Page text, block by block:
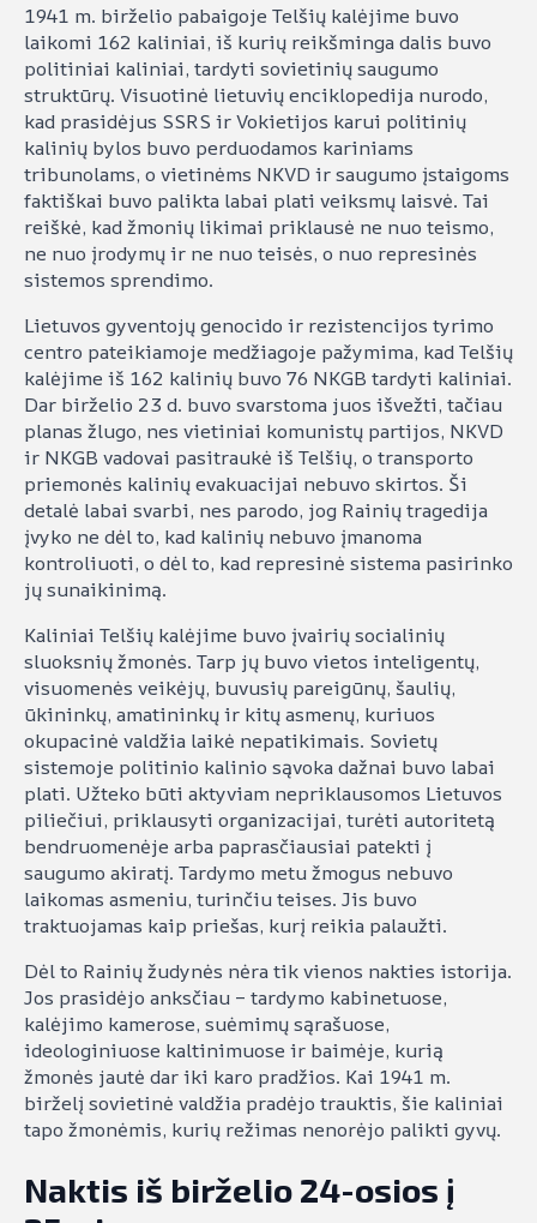
1941 m. birželio pabaigoje Telšių kalėjime buvo
laikomi 162 kaliniai, iš kurių reikšminga dalis buvo
politiniai kaliniai, tardyti sovietinių saugumo
struktūrų. Visuotinė lietuvių enciklopedija nurodo,
kad prasidėjus SSRS ir Vokietijos karui politinių
kalinių bylos buvo perduodamos kariniams
tribunolams, o vietinėms NKVD ir saugumo įstaigoms
faktiškai buvo palikta labai plati veiksmų laisvė. Tai
reiškė, kad žmonių likimai priklausė ne nuo teismo,
ne nuo įrodymų ir ne nuo teisės, o nuo represinės
sistemos sprendimo.
Lietuvos gyventojų genocido ir rezistencijos tyrimo
centro pateikiamoje medžiagoje pažymima, kad Telšių
kalėjime iš 162 kalinių buvo 76 NKGB tardyti kaliniai.
Dar birželio 23 d. buvo svarstoma juos išvežti, tačiau
planas žlugo, nes vietiniai komunistų partijos, NKVD
ir NKGB vadovai pasitraukė iš Telšių, o transporto
priemonės kalinių evakuacijai nebuvo skirtos. Ši
detalė labai svarbi, nes parodo, jog Rainių tragedija
įvyko ne dėl to, kad kalinių nebuvo įmanoma
kontroliuoti, o dėl to, kad represinė sistema pasirinko
jų sunaikinimą.
Kaliniai Telšių kalėjime buvo įvairių socialinių
sluoksnių žmonės. Tarp jų buvo vietos inteligentų,
visuomenės veikėjų, buvusių pareigūnų, šaulių,
ūkininkų, amatininkų ir kitų asmenų, kuriuos
okupacinė valdžia laikė nepatikimais. Sovietų
sistemoje politinio kalinio sąvoka dažnai buvo labai
plati. Užteko būti aktyviam nepriklausomos Lietuvos
piliečiui, priklausyti organizacijai, turėti autoritetą
bendruomenėje arba paprasčiausiai patekti į
saugumo akiratį. Tardymo metu žmogus nebuvo
laikomas asmeniu, turinčiu teises. Jis buvo
traktuojamas kaip priešas, kurį reikia palaužti.
Dėl to Rainių žudynės nėra tik vienos nakties istorija.
Jos prasidėjo anksčiau – tardymo kabinetuose,
kalėjimo kamerose, suėmimų sąrašuose,
ideologiniuose kaltinimuose ir baimėje, kurią
žmonės jautė dar iki karo pradžios. Kai 1941 m.
birželį sovietinė valdžia pradėjo trauktis, šie kaliniai
tapo žmonėmis, kurių režimas nenorėjo palikti gyvų.
Naktis iš birželio 24-osios į